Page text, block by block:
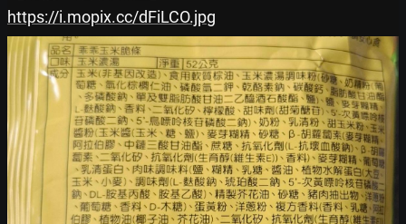
https://i.mopix.cc/dFiLCO.jpg